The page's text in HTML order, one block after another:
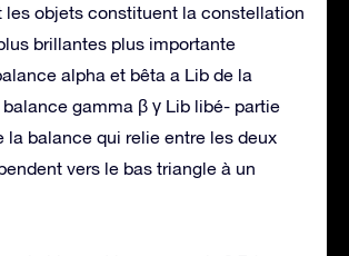
les objets constituent la constellation
brillantes plus importante
alpha et bêta a Lib de la
gamma β γ Lib libé- partie
la balance qui relie entre les deux
vers le bas triangle à un